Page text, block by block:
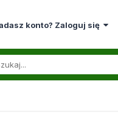
konto? Zaloguj się